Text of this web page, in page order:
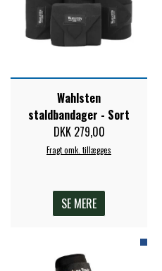
Wahlsten
staldbandager - Sort
DKK 279,00
Fragt omk. tillægges
SE MERE